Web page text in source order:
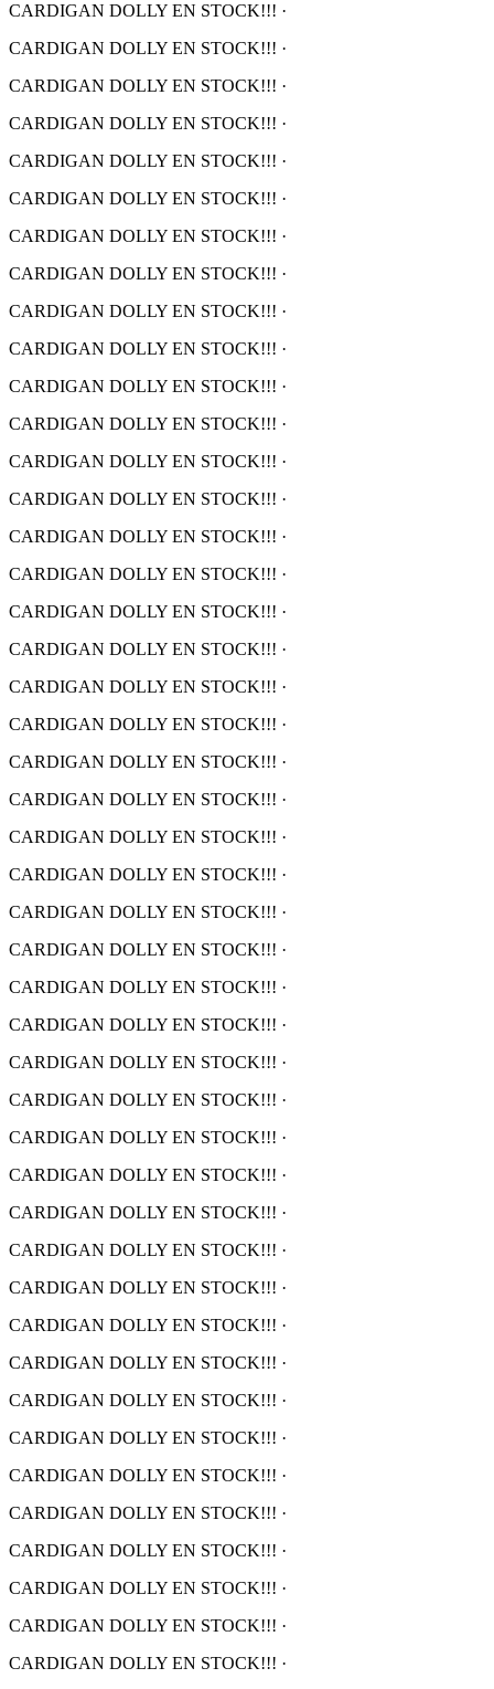
CARDIGAN DOLLY EN STOCK!!! ·
CARDIGAN DOLLY EN STOCK!!! ·
CARDIGAN DOLLY EN STOCK!!! ·
CARDIGAN DOLLY EN STOCK!!! ·
CARDIGAN DOLLY EN STOCK!!! ·
CARDIGAN DOLLY EN STOCK!!! ·
CARDIGAN DOLLY EN STOCK!!! ·
CARDIGAN DOLLY EN STOCK!!! ·
CARDIGAN DOLLY EN STOCK!!! ·
CARDIGAN DOLLY EN STOCK!!! ·
CARDIGAN DOLLY EN STOCK!!! ·
CARDIGAN DOLLY EN STOCK!!! ·
CARDIGAN DOLLY EN STOCK!!! ·
CARDIGAN DOLLY EN STOCK!!! ·
CARDIGAN DOLLY EN STOCK!!! ·
CARDIGAN DOLLY EN STOCK!!! ·
CARDIGAN DOLLY EN STOCK!!! ·
CARDIGAN DOLLY EN STOCK!!! ·
CARDIGAN DOLLY EN STOCK!!! ·
CARDIGAN DOLLY EN STOCK!!! ·
CARDIGAN DOLLY EN STOCK!!! ·
CARDIGAN DOLLY EN STOCK!!! ·
CARDIGAN DOLLY EN STOCK!!! ·
CARDIGAN DOLLY EN STOCK!!! ·
CARDIGAN DOLLY EN STOCK!!! ·
CARDIGAN DOLLY EN STOCK!!! ·
CARDIGAN DOLLY EN STOCK!!! ·
CARDIGAN DOLLY EN STOCK!!! ·
CARDIGAN DOLLY EN STOCK!!! ·
CARDIGAN DOLLY EN STOCK!!! ·
CARDIGAN DOLLY EN STOCK!!! ·
CARDIGAN DOLLY EN STOCK!!! ·
CARDIGAN DOLLY EN STOCK!!! ·
CARDIGAN DOLLY EN STOCK!!! ·
CARDIGAN DOLLY EN STOCK!!! ·
CARDIGAN DOLLY EN STOCK!!! ·
CARDIGAN DOLLY EN STOCK!!! ·
CARDIGAN DOLLY EN STOCK!!! ·
CARDIGAN DOLLY EN STOCK!!! ·
CARDIGAN DOLLY EN STOCK!!! ·
CARDIGAN DOLLY EN STOCK!!! ·
CARDIGAN DOLLY EN STOCK!!! ·
CARDIGAN DOLLY EN STOCK!!! ·
CARDIGAN DOLLY EN STOCK!!! ·
CARDIGAN DOLLY EN STOCK!!! ·